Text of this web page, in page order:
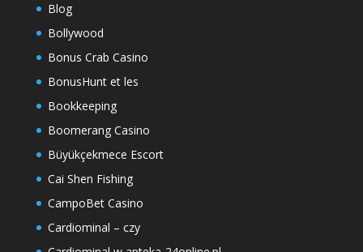
Blog
Bollywood
Bonus Crab Casino
BonusHunt et les
Bookkeeping
Boomerang Casino
Büyükçekmece Escort
Cai Shen Fishing
CampoBet Casino
Cardiominal – czy